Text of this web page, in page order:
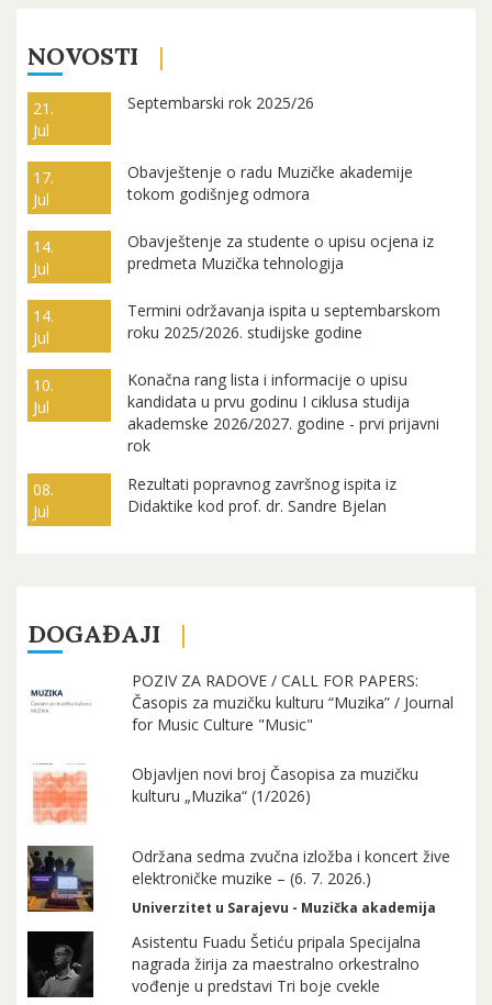
NOVOSTI
21.
Jul
Septembarski rok 2025/26
17.
Jul
Obavještenje o radu Muzičke akademije
tokom godišnjeg odmora
14.
Jul
Obavještenje za studente o upisu ocjena iz
predmeta Muzička tehnologija
14.
Jul
Termini održavanja ispita u septembarskom
roku 2025/2026. studijske godine
10.
Jul
Konačna rang lista i informacije o upisu
kandidata u prvu godinu I ciklusa studija
akademske 2026/2027. godine - prvi prijavni
rok
08.
Jul
Rezultati popravnog završnog ispita iz
Didaktike kod prof. dr. Sandre Bjelan
DOGAĐAJI
POZIV ZA RADOVE / CALL FOR PAPERS:
Časopis za muzičku kulturu “Muzika” / Journal
for Music Culture "Music"
Objavljen novi broj Časopisa za muzičku
kulturu „Muzika“ (1/2026)
Održana sedma zvučna izložba i koncert žive
elektroničke muzike – (6. 7. 2026.)
Univerzitet u Sarajevu - Muzička akademija
Asistentu Fuadu Šetiću pripala Specijalna
nagrada žirija za maestralno orkestralno
vođenje u predstavi Tri boje cvekle